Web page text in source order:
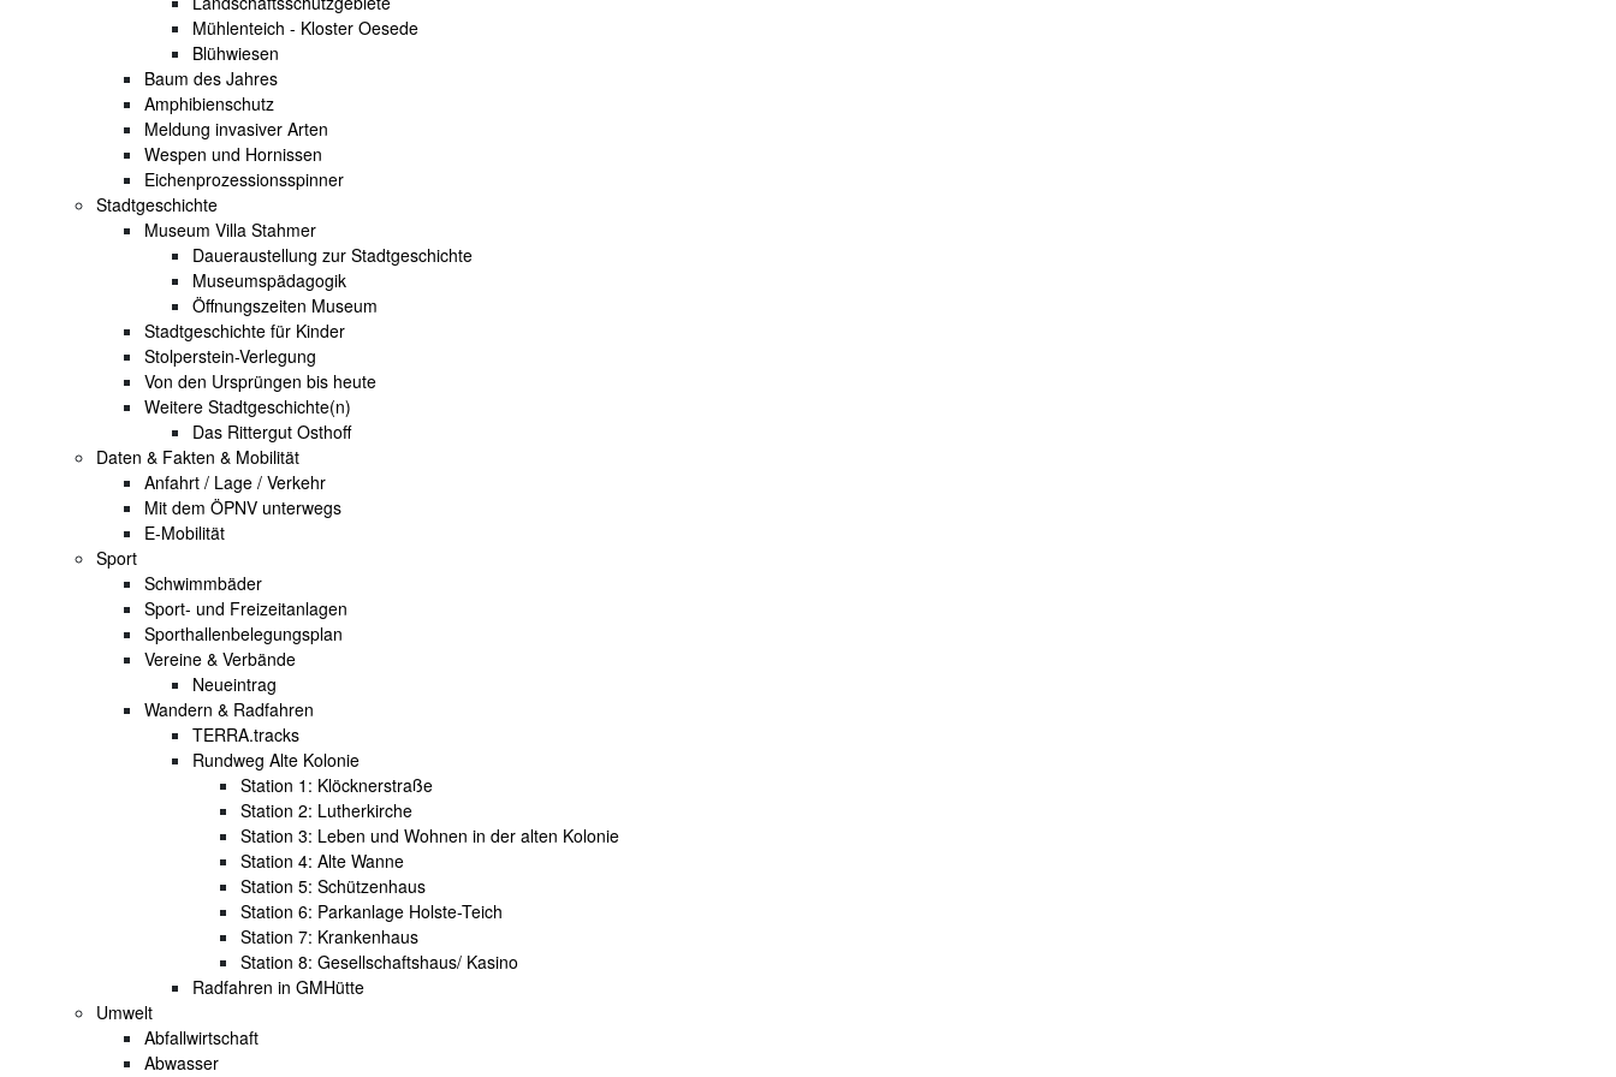
Mühlenteich - Kloster Oesede
Blühwiesen
Baum des Jahres
Amphibienschutz
Meldung invasiver Arten
Wespen und Hornissen
Eichenprozessionsspinner
Stadtgeschichte
Museum Villa Stahmer
Daueraustellung zur Stadtgeschichte
Museumspädagogik
Öffnungszeiten Museum
Stadtgeschichte für Kinder
Stolperstein-Verlegung
Von den Ursprüngen bis heute
Weitere Stadtgeschichte(n)
Das Rittergut Osthoff
Daten & Fakten & Mobilität
Anfahrt / Lage / Verkehr
Mit dem ÖPNV unterwegs
E-Mobilität
Sport
Schwimmbäder
Sport- und Freizeitanlagen
Sporthallenbelegungsplan
Vereine & Verbände
Neueintrag
Wandern & Radfahren
TERRA.tracks
Rundweg Alte Kolonie
Station 1: Klöcknerstraße
Station 2: Lutherkirche
Station 3: Leben und Wohnen in der alten Kolonie
Station 4: Alte Wanne
Station 5: Schützenhaus
Station 6: Parkanlage Holste-Teich
Station 7: Krankenhaus
Station 8: Gesellschaftshaus/ Kasino
Radfahren in GMHütte
Umwelt
Abfallwirtschaft
Abwasser